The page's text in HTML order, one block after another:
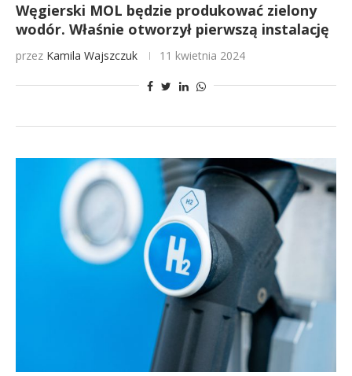
Węgierski MOL będzie produkować zielony
wodór. Właśnie otworzył pierwszą instalację
przez Kamila Wajszczuk 11 kwietnia 2024